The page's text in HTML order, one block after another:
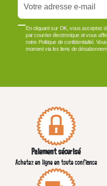
En cliquant sur OK, vous acceptez
par courrier électronique et vous
notre Politique de confidentialité.
moment via les liens de
Paiement sécurisé
Achetez en ligne en toute confiance